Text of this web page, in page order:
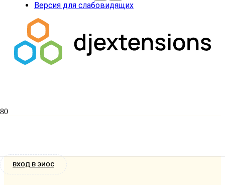
Версия для слабовидящих
ВХОД В ЭИОС